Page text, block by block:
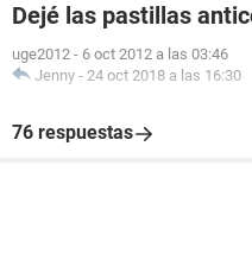
Dejé las pastillas
uge2012 - 6 oct 2012 a las 03:46
Jenny - 24 oct 2018 a las 16:30
76 respuestas